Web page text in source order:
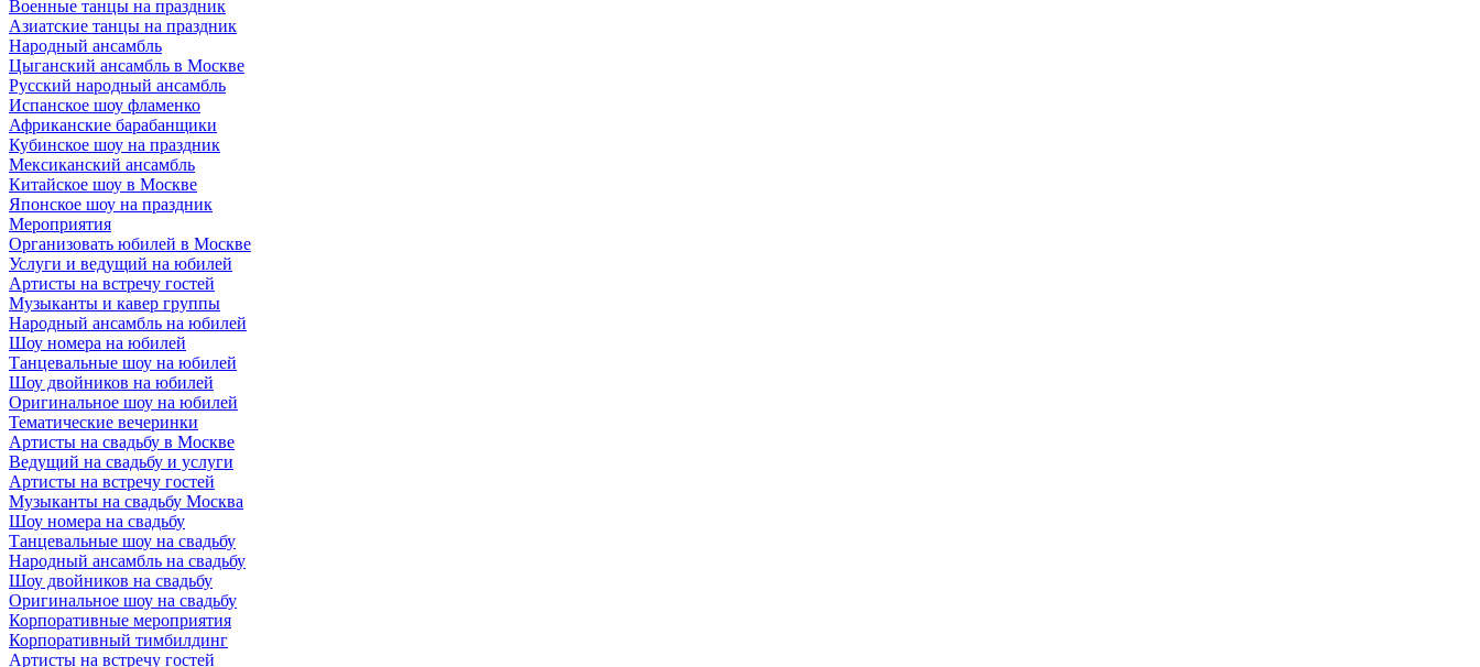
Военные танцы на праздник
Азиатские танцы на праздник
Народный ансамбль
Цыганский ансамбль в Москве
Русский народный ансамбль
Испанское шоу фламенко
Африканские барабанщики
Кубинское шоу на праздник
Мексиканский ансамбль
Китайское шоу в Москве
Японское шоу на праздник
Мероприятия
Организовать юбилей в Москве
Услуги и ведущий на юбилей
Артисты на встречу гостей
Музыканты и кавер группы
Народный ансамбль на юбилей
Шоу номера на юбилей
Танцевальные шоу на юбилей
Шоу двойников на юбилей
Оригинальное шоу на юбилей
Тематические вечеринки
Артисты на свадьбу в Москве
Ведущий на свадьбу и услуги
Артисты на встречу гостей
Музыканты на свадьбу Москва
Шоу номера на свадьбу
Танцевальные шоу на свадьбу
Народный ансамбль на свадьбу
Шоу двойников на свадьбу
Оригинальное шоу на свадьбу
Корпоративные мероприятия
Корпоративный тимбилдинг
Артисты на встречу гостей